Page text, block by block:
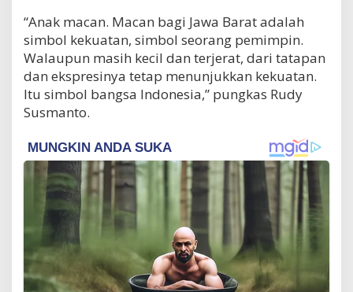
“Anak macan. Macan bagi Jawa Barat adalah
simbol kekuatan, simbol seorang pemimpin.
Walaupun masih kecil dan terjerat, dari tatapan
dan ekspresinya tetap menunjukkan kekuatan.
Itu simbol bangsa Indonesia,” pungkas Rudy
Susmanto.